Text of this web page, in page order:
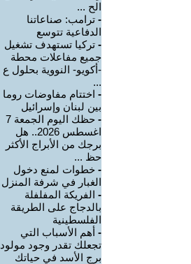
الح ...
- ترامب: صناعاتنا
الدفاعية تتوسع
- تركيا تستهدف تشغيل
جميع مفاعلات محطة
-أكويو- النووية بحلول ع
...
- اختتام مفاوضات روما
بين لبنان وإسرائيل
-
حظك اليوم الجمعة 7
اغسطس 2026.. هل
برجك من الأبراج الأكثر
حظ ...
- خطوات لمنع دخول
الغبار في شرفة المنزل
- الفريكة المفلفلة
بالدجاج على الطريقة
الفلسطينية
- أهم الأسباب التي
تجعلك تقدر وجود مولود
برج الأسد في حياتك